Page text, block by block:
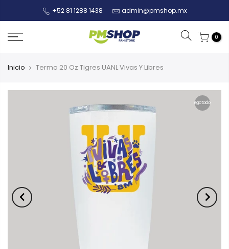
+52 81 1288 1438 admin@pmshop.mx
0
Inicio Termo 20 Oz Tigres UANL Vivas Y Libres
Agotado